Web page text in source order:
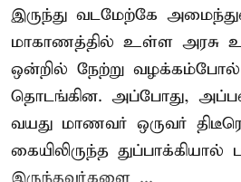
இருந்து வடமேற்கே
மாகாணத்தில் உள்ள அரசு
ஒன்றில் நேற்று வழக்கம்போல்
தொடங்கின. அப்போது,
வயது மாணவர் ஒருவர்
கையிலிருந்த துப்பாக்கியால்